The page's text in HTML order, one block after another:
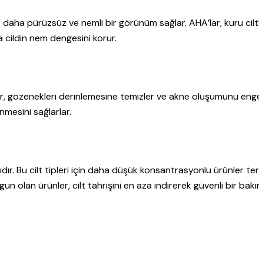
pürüzsüz ve nemli bir görünüm sağlar. AHA’lar, kuru
cildin nem dengesini korur.
gözenekleri derinlemesine temizler ve akne oluşumunu
sağlarlar.
Bu cilt tipleri için daha düşük konsantrasyonlu ürünler
olan ürünler, cilt tahrişini en aza indirerek güvenli bir